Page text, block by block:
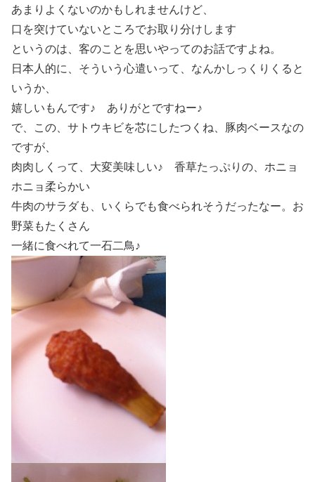
あまりよくないのかもしれませんけど、
口を突けていないところでお取り分けします
というのは、客のことを思いやってのお話ですよね。
日本人的に、そういう心遣いって、なんかしっくりくると
いうか、
嬉しいもんです♪ ありがとですねー♪
で、この、サトウキビを芯にしたつくね、豚肉ベースなの
ですが、
肉肉しくって、大変美味しい♪ 香草たっぷりの、ホニョ
ホニョ柔らかい
牛肉のサラダも、いくらでも食べられそうだったなー。お
野菜もたくさん
一緒に食べれて一石二鳥♪